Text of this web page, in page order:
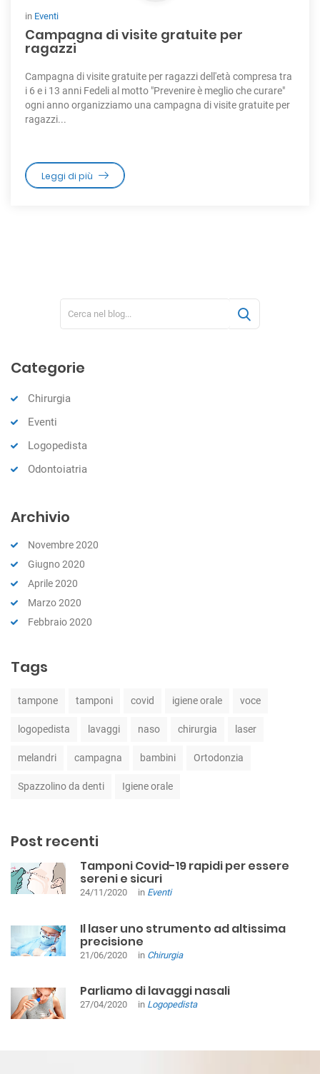
in Eventi
Campagna di visite gratuite per
ragazzi
Campagna di visite gratuite per ragazzi dell'età compresa tra
i 6 e i 13 anni Fedeli al motto "Prevenire è meglio che curare"
ogni anno organizziamo una campagna di visite gratuite per
ragazzi...
Leggi di più
Categorie
Chirurgia
Eventi
Logopedista
Odontoiatria
Archivio
Novembre 2020
Giugno 2020
Aprile 2020
Marzo 2020
Febbraio 2020
Tags
tampone tamponi covid igiene orale voce
logopedista lavaggi naso chirurgia laser
melandri campagna bambini Ortodonzia
Spazzolino da denti Igiene orale
Post recenti
Tamponi Covid-19 rapidi per essere
sereni e sicuri
24/11/2020 in Eventi
Il laser uno strumento ad altissima
precisione
21/06/2020 in Chirurgia
Parliamo di lavaggi nasali
27/04/2020 in Logopedista